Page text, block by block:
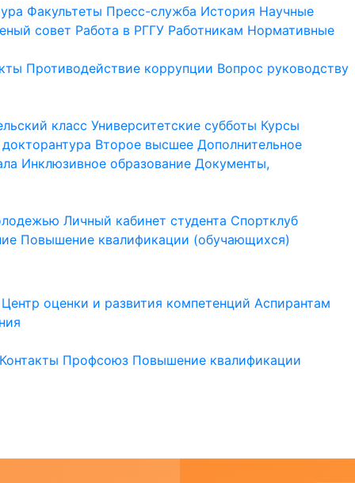
Факультеты Пресс-служба История Научные
совет Работа в РГГУ Работникам Нормативные
Противодействие коррупции Вопрос руководству
класс Университетские субботы Курсы
Второе высшее Дополнительное
Инклюзивное образование Документы,
Личный кабинет студента Спортклуб
Повышение квалификации (обучающихся)
Центр оценки и развития компетенций Аспирантам
Контакты Профсоюз Повышение квалификации